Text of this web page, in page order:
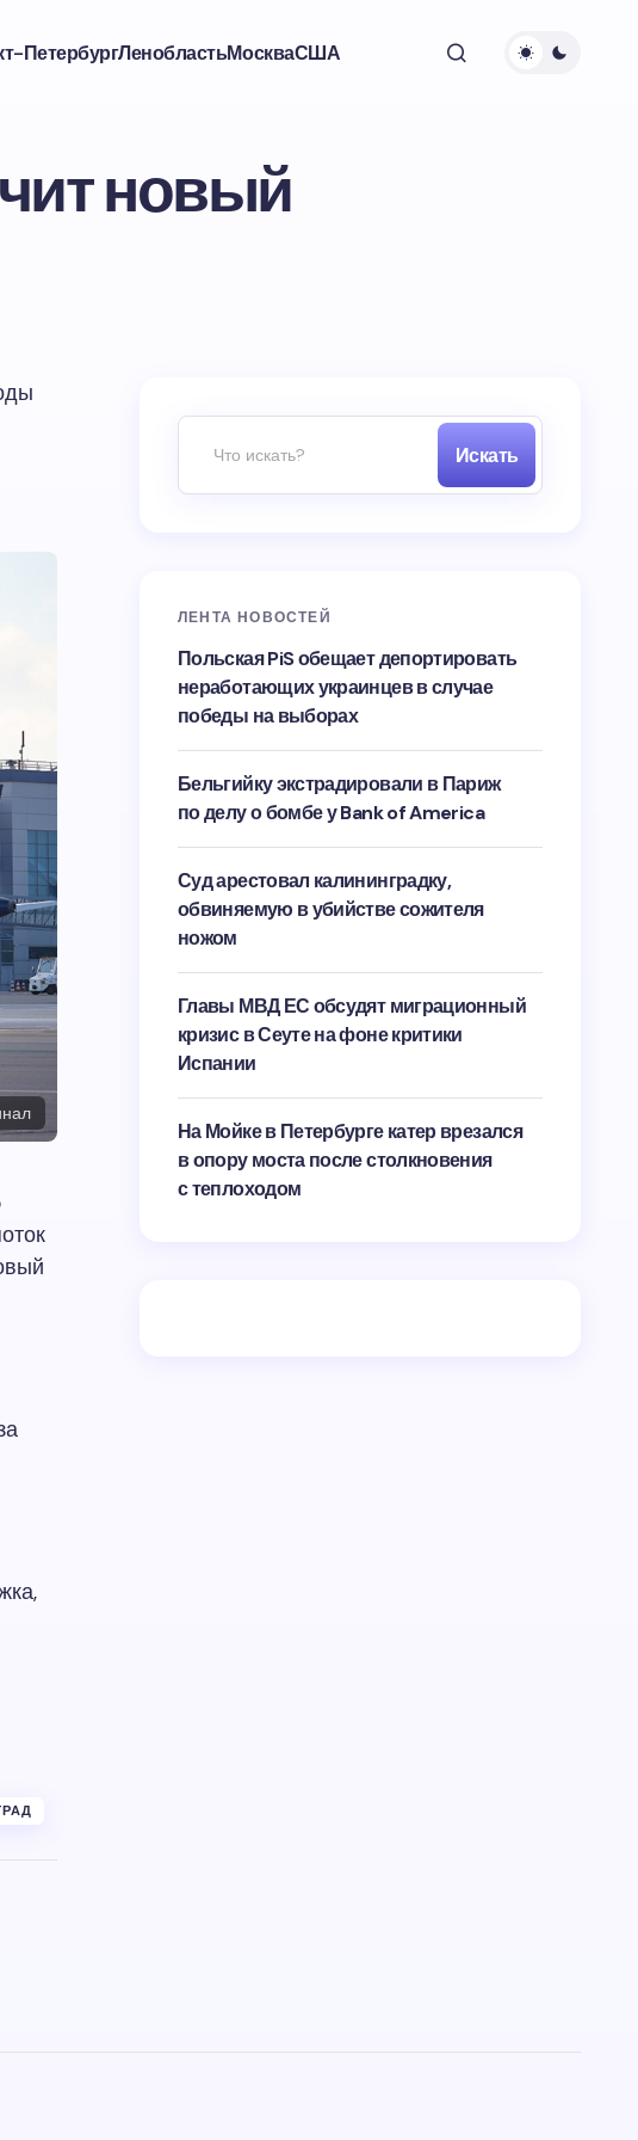
ПетербургЛенобластьМоскваСША
новый
Искать
ЛЕНТА НОВОСТЕЙ
Польская PiS обещает депортировать
неработающих украинцев в случае
победы на выборах
Бельгийку экстрадировали в Париж
по делу о бомбе у Bank of America
Суд арестовал калининградку,
обвиняемую в убийстве сожителя
ножом
Главы МВД ЕС обсудят миграционный
кризис в Сеуте на фоне критики
Испании
На Мойке в Петербурге катер врезался
в опору моста после столкновения
с теплоходом